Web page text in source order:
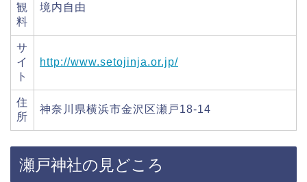
観
料
境内自由
サ
イ
ト
http://www.setojinja.or.jp/
住
所
神奈川県横浜市金沢区瀬戸18-14
瀬戸神社の見どころ